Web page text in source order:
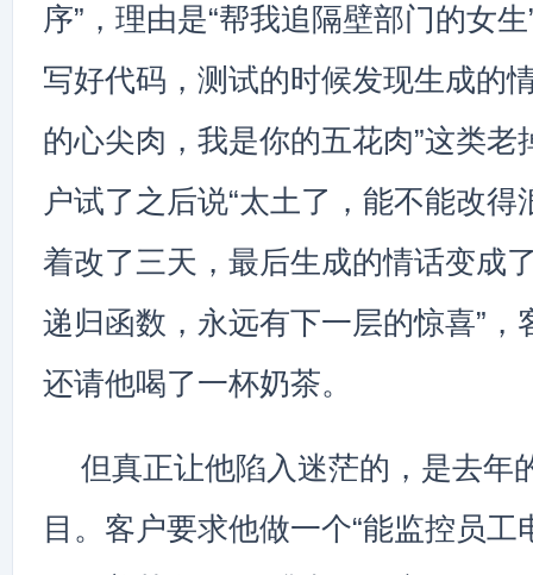
序”，理由是“帮我追隔壁部门的女
写好代码，测试的时候发现生成的
的心尖肉，我是你的五花肉”这类老
户试了之后说“太土了，能不能改得
着改了三天，最后生成的情话变成
递归函数，永远有下一层的惊喜”，
还请他喝了一杯奶茶。
但真正让他陷入迷茫的，是去年
目。客户要求他做一个“能监控员工